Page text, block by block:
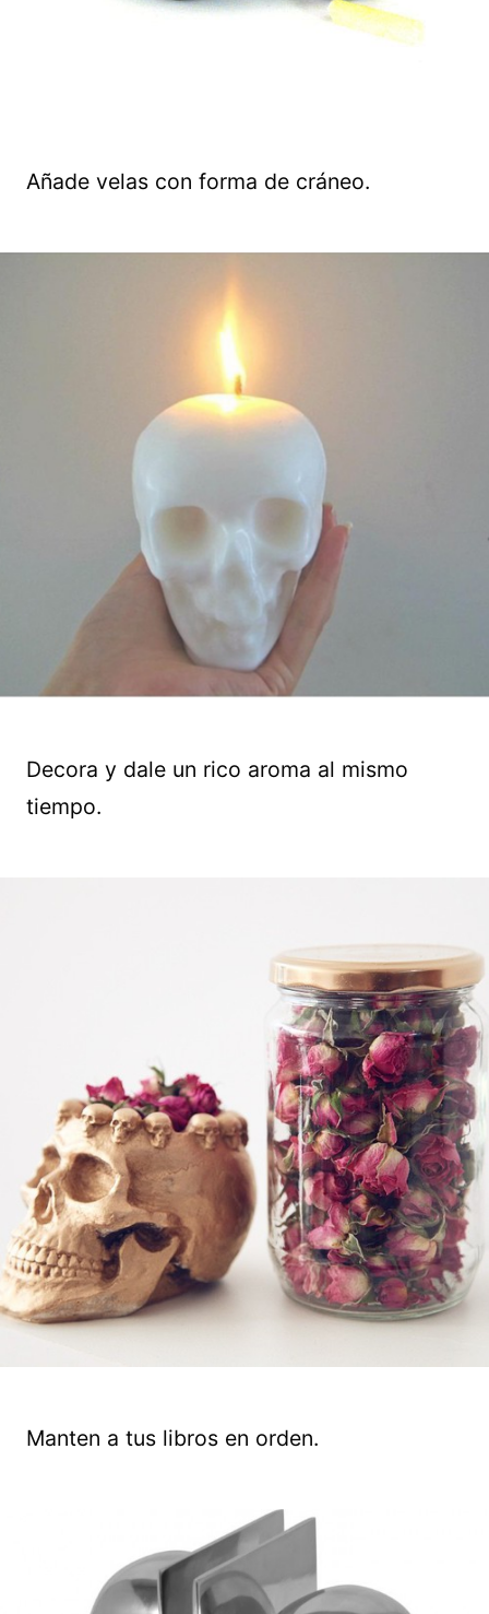
Añade velas con forma de cráneo.
Decora y dale un rico aroma al mismo
tiempo.
Manten a tus libros en orden.